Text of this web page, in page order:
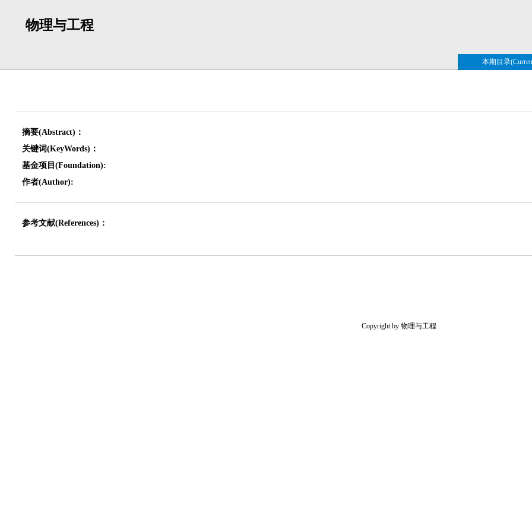
物理与工程
本期目录
摘要(Abstract)：
关键词(KeyWords)：
基金项目(Foundation):
作者(Author):
参考文献(References)：
Copyright by 物理与工程